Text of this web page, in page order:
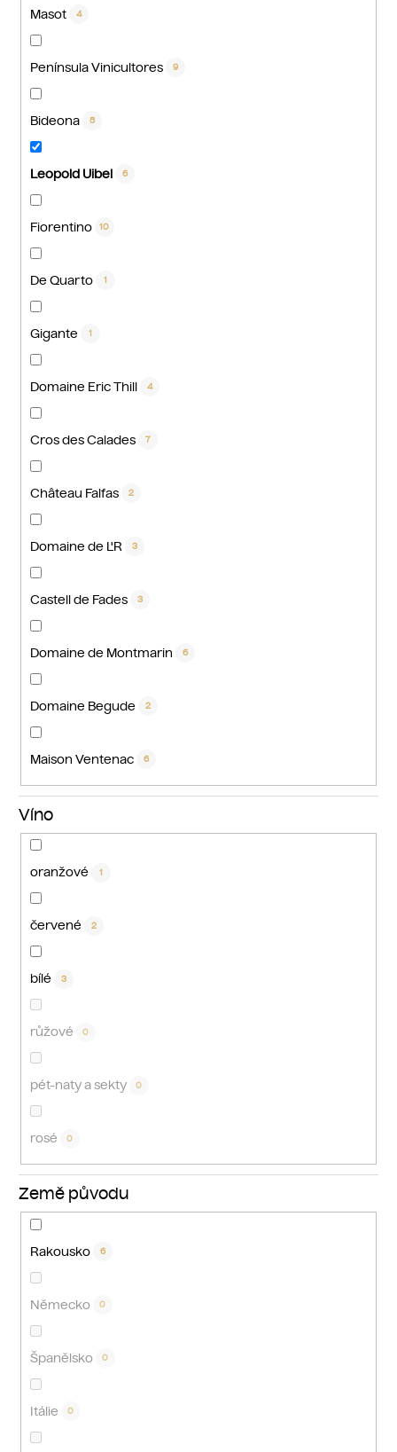
Masot 4
Península Vinicultores 9
Bideona 8
Leopold Uibel 6
Fiorentino 10
De Quarto 1
Gigante 1
Domaine Eric Thill 4
Cros des Calades 7
Château Falfas 2
Domaine de L'R 3
Castell de Fades 3
Domaine de Montmarin 6
Domaine Begude 2
Maison Ventenac 6
Víno
oranžové 1
červené 2
bílé 3
růžové 0
pét-naty a sekty 0
rosé 0
Země původu
Rakousko 6
Německo 0
Španělsko 0
Itálie 0